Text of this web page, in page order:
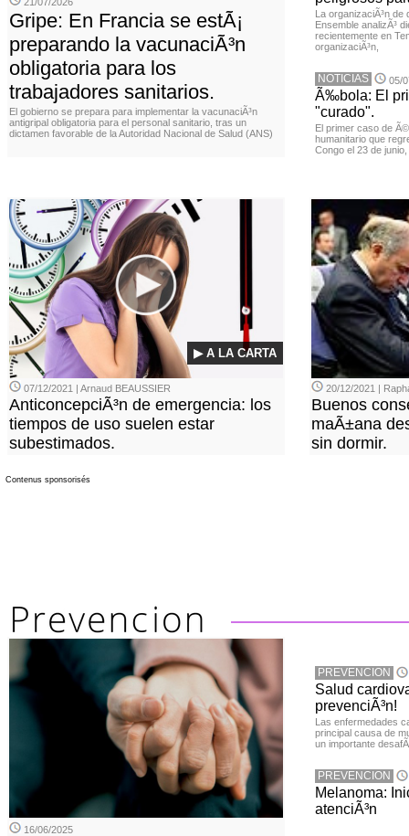
Gripe: En Francia se estÃ¡
preparando la vacunaciÃ³n
obligatoria para los
trabajadores sanitarios.
El gobierno se prepara para implementar la vacunaciÃ³n
antigripal obligatoria para el personal sanitario, tras un
dictamen favorable de la Autoridad Nacional de Salud (ANS)
La organizaciÃ³n
Ensemble analizÃ³
recientemente en
organizaciÃ³n,
NOTICIAS 05/
Ã‰bola: El
"curado".
El primer caso de
humanitario que
Congo el 23 de
▶ A LA CARTA
07/12/2021 | Arnaud BEAUSSIER
AnticoncepciÃ³n de emergencia: los
tiempos de uso suelen estar
subestimados.
20/12/2021 |
Buenos
maÃ±ana
sin dormir.
Contenus sponsorisés
16/06/2025
PREVENCION
Salud
prevenciÃ³n!
Las enfermedades
principal causa de
un importante
PREVENCION
Melanoma:
atenciÃ³n